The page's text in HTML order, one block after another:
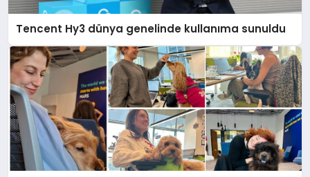
Tencent Hy3 dünya genelinde kullanıma sunuldu